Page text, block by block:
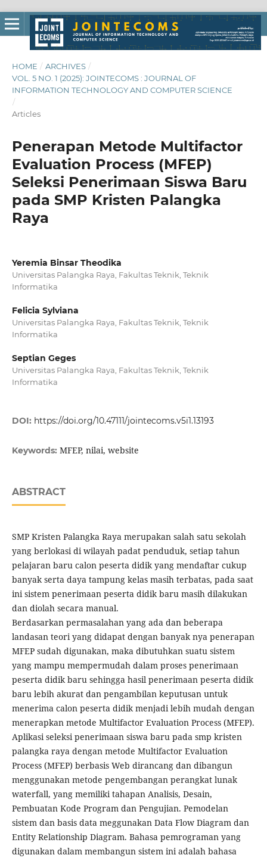
HOME / ARCHIVES /
VOL. 5 NO. 1 (2025): JOINTECOMS : JOURNAL OF
INFORMATION TECHNOLOGY AND COMPUTER SCIENCE
/
Articles
Penerapan Metode Multifactor
Evaluation Process (MFEP)
Seleksi Penerimaan Siswa Baru
pada SMP Kristen Palangka
Raya
Yeremia Binsar Theodika
Universitas Palangka Raya, Fakultas Teknik, Teknik
Informatika
Felicia Sylviana
Universitas Palangka Raya, Fakultas Teknik, Teknik
Informatika
Septian Geges
Universitas Palangka Raya, Fakultas Teknik, Teknik
Informatika
DOI: https://doi.org/10.47111/jointecoms.v5i1.13193
Keywords: MFEP, nilai, website
ABSTRACT
SMP Kristen Palangka Raya merupakan salah satu sekolah
yang berlokasi di wilayah padat penduduk, setiap tahun
pelajaran baru calon peserta didik yang mendaftar cukup
banyak serta daya tampung kelas masih terbatas, pada saat
ini sistem penerimaan peserta didik baru masih dilakukan
dan diolah secara manual.
Berdasarkan permasalahan yang ada dan beberapa
landasan teori yang didapat dengan banyak nya penerapan
MFEP sudah digunakan, maka dibutuhkan suatu sistem
yang mampu mempermudah dalam proses penerimaan
peserta didik baru sehingga hasil penerimaan peserta didik
baru lebih akurat dan pengambilan keputusan untuk
menerima calon peserta didik menjadi lebih mudah dengan
menerapkan metode Multifactor Evaluation Process (MFEP).
Aplikasi seleksi penerimaan siswa baru pada smp kristen
palangka raya dengan metode Multifactor Evaluation
Process (MFEP) berbasis Web dirancang dan dibangun
menggunakan metode pengembangan perangkat lunak
waterfall, yang memiliki tahapan Analisis, Desain,
Pembuatan Kode Program dan Pengujian. Pemodelan
sistem dan basis data meggunakan Data Flow Diagram dan
Entity Relationship Diagram. Bahasa pemrograman yang
digunakan dalam membangun sistem ini adalah bahasa